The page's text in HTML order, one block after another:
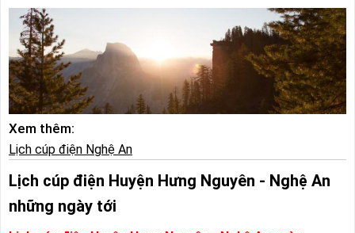
Xem thêm:
Lịch cúp điện Nghệ An
Lịch cúp điện Huyện Hưng Nguyên - Nghệ An
những ngày tới